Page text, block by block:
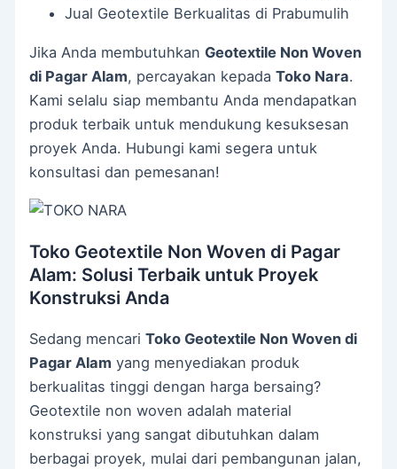
Jual Geotextile Berkualitas di Prabumulih
Jika Anda membutuhkanGeotextile Non Woven
di Pagar Alam, percayakan kepadaToko Nara.
Kami selalu siap membantu Anda mendapatkan
produk terbaik untuk mendukung kesuksesan
proyek Anda. Hubungi kami segera untuk
konsultasi dan pemesanan!
Toko Geotextile Non Woven di Pagar
Alam: Solusi Terbaik untuk Proyek
Konstruksi Anda
Sedang mencariToko Geotextile Non Woven di
Pagar Alam yang menyediakan produk
berkualitas tinggi dengan harga bersaing?
Geotextile non woven adalah material
konstruksi yang sangat dibutuhkan dalam
berbagai proyek, mulai dari pembangunan jalan,